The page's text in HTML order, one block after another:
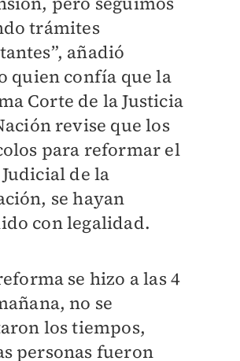
trámites
añadió
quien confía que la
Corte de la Justicia
revise que los
para reformar el
de la
se hayan
con legalidad.
se hizo a las 4
no se
los tiempos,
personas fueron